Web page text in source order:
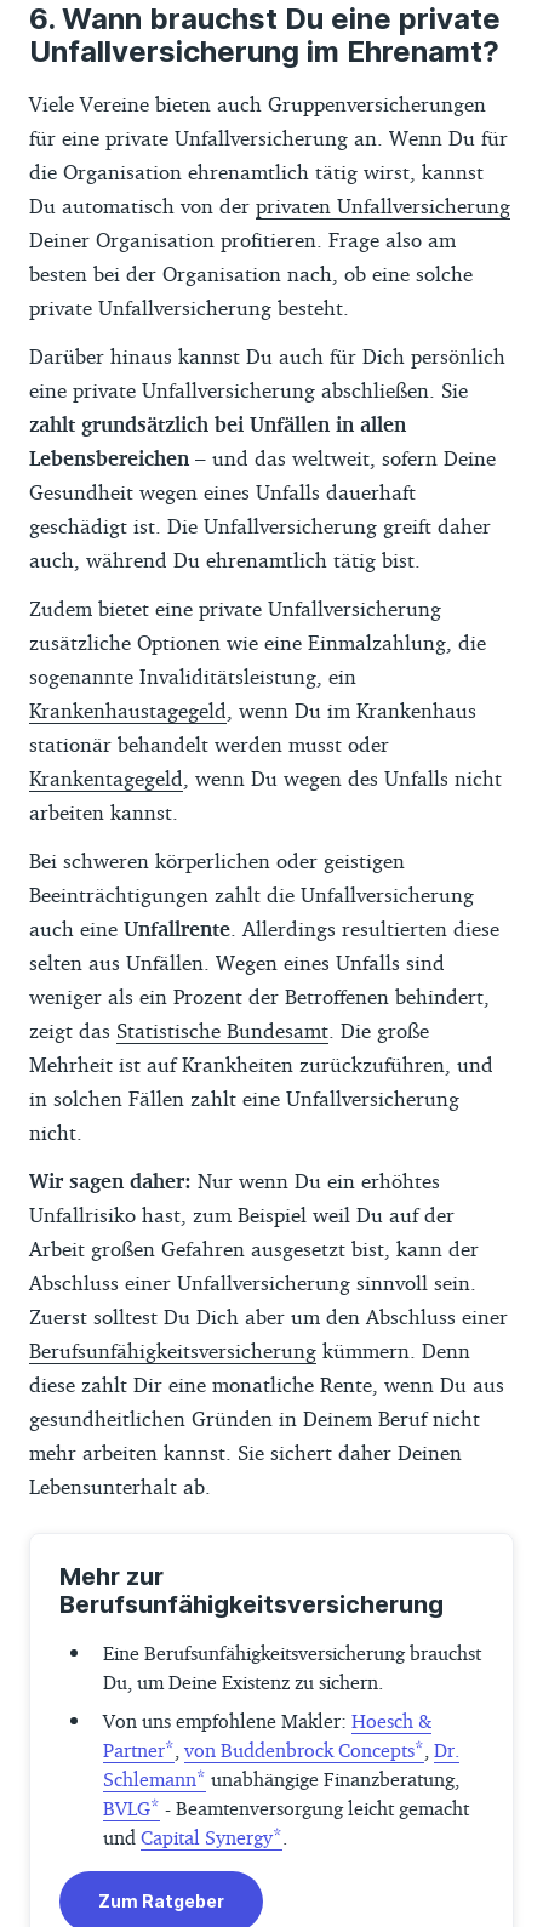
Wann brauchst Du eine private
Unfallversicherung im Ehrenamt?
Viele Vereine bieten auch Gruppenversicherungen
für eine private Unfallversicherung an. Wenn Du für
die Organisation ehrenamtlich tätig wirst, kannst
Du automatisch von der privaten Unfallversicherung
Deiner Organisation profitieren. Frage also am
besten bei der Organisation nach, ob eine solche
private Unfallversicherung besteht.
Darüber hinaus kannst Du auch für Dich persönlich
eine private Unfallversicherung abschließen. Sie
zahlt grundsätzlich bei Unfällen in allen
Lebensbereichen – und das weltweit, sofern Deine
Gesundheit wegen eines Unfalls dauerhaft
geschädigt ist. Die Unfallversicherung greift daher
auch, während Du ehrenamtlich tätig bist.
Zudem bietet eine private Unfallversicherung
zusätzliche Optionen wie eine Einmalzahlung, die
sogenannte Invaliditätsleistung, ein
Krankenhaustagegeld , wenn Du im Krankenhaus
stationär behandelt werden musst oder
Krankentagegeld , wenn Du wegen des Unfalls nicht
arbeiten kannst.
Bei schweren körperlichen oder geistigen
Beeinträchtigungen zahlt die Unfallversicherung
auch eine Unfallrente . Allerdings resultierten diese
selten aus Unfällen. Wegen eines Unfalls sind
weniger als ein Prozent der Betroffenen behindert,
zeigt das Statistische Bundesamt . Die große
Mehrheit ist auf Krankheiten zurückzuführen, und
in solchen Fällen zahlt eine Unfallversicherung
nicht.
Wir sagen daher: Nur wenn Du ein erhöhtes
Unfallrisiko hast, zum Beispiel weil Du auf der
Arbeit großen Gefahren ausgesetzt bist, kann der
Abschluss einer Unfallversicherung sinnvoll sein.
Zuerst solltest Du Dich aber um den Abschluss einer
Berufsunfähigkeitsversicherung kümmern. Denn
diese zahlt Dir eine monatliche Rente, wenn Du aus
gesundheitlichen Gründen in Deinem Beruf nicht
mehr arbeiten kannst. Sie sichert daher Deinen
Lebensunterhalt ab.
Mehr zur
Berufsunfähigkeitsversicherung
Eine Berufsunfähigkeitsversicherung brauchst
Du, um Deine Existenz zu sichern.
Von uns empfohlene Makler: Hoesch &
Partner , von Buddenbrock Concepts , Dr.
Schlemann unabhängige Finanzberatung,
BVLG - Beamtenversorgung leicht gemacht
und Capital Synergy .
Zum Ratgeber